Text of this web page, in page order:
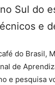
Sul do
e
do Brasil,
de
e pesquisa